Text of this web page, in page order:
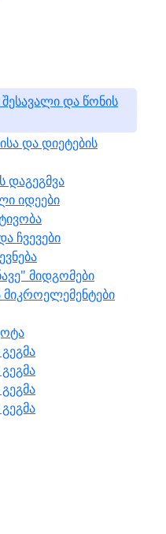
შესავალი და წონის
და დიეტების
დაგეგმვა
იდეები
ჩვევები
მიდგომები
მიკროელემენტები